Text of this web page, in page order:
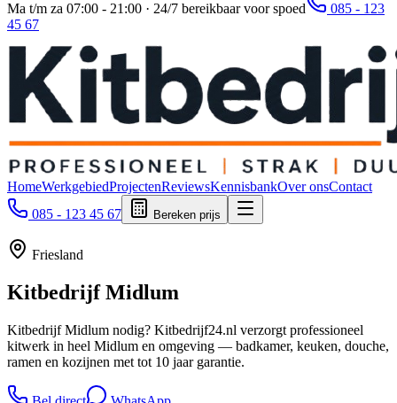
Ma t/m za 07:00 - 21:00 · 24/7 bereikbaar voor spoed
085 - 123
45 67
HomeWerkgebiedProjectenReviewsKennisbankOver onsContact
085 - 123 45 67
Bereken prijs
Friesland
KitbedrijfMidlum
Kitbedrijf Midlum nodig? Kitbedrijf24.nl verzorgt professioneel
kitwerk in heel Midlum en omgeving — badkamer, keuken, douche,
ramen en kozijnen met tot 10 jaar garantie.